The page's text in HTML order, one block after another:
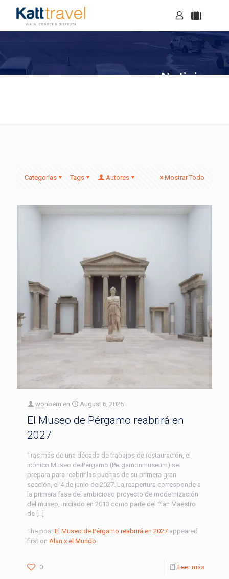
Noticias
Categorías Tags Autores Mostrar Todo
wonbern en August 6, 2026
El Museo de Pérgamo reabrirá en
2027
Tras más de una década de trabajos de restauración, el
icónico Museo de Pérgamo (Pergamonmuseum) se
prepara para reabrir las puertas de su primera gran
sección, el 4 de junio de 2027. La reapertura corresponde a
la primera fase del ambicioso proyecto de modernización
del museo, iniciado en 2013 como parte del Plan Maestro
de […]
The post El Museo de Pérgamo reabrirá en 2027 appeared
first on Alan x el Mundo.
0 Leer más